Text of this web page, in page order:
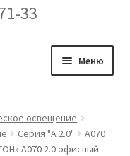
33
Меню
освещение
Серия "A 2.0"
А070
A070 2.0 офисный